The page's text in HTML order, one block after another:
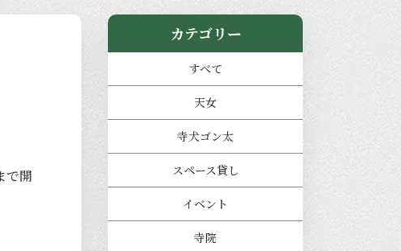
で開
カテゴリー
すべて
天女
寺犬ゴン太
スペース貸し
イベント
寺院